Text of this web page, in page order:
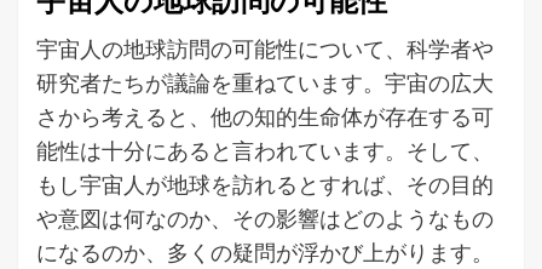
宇宙人の地球訪問の可能性について、科学者や
研究者たちが議論を重ねています。宇宙の広大
さから考えると、他の知的生命体が存在する可
能性は十分にあると言われています。そして、
もし宇宙人が地球を訪れるとすれば、その目的
や意図は何なのか、その影響はどのようなもの
になるのか、多くの疑問が浮かび上がります。